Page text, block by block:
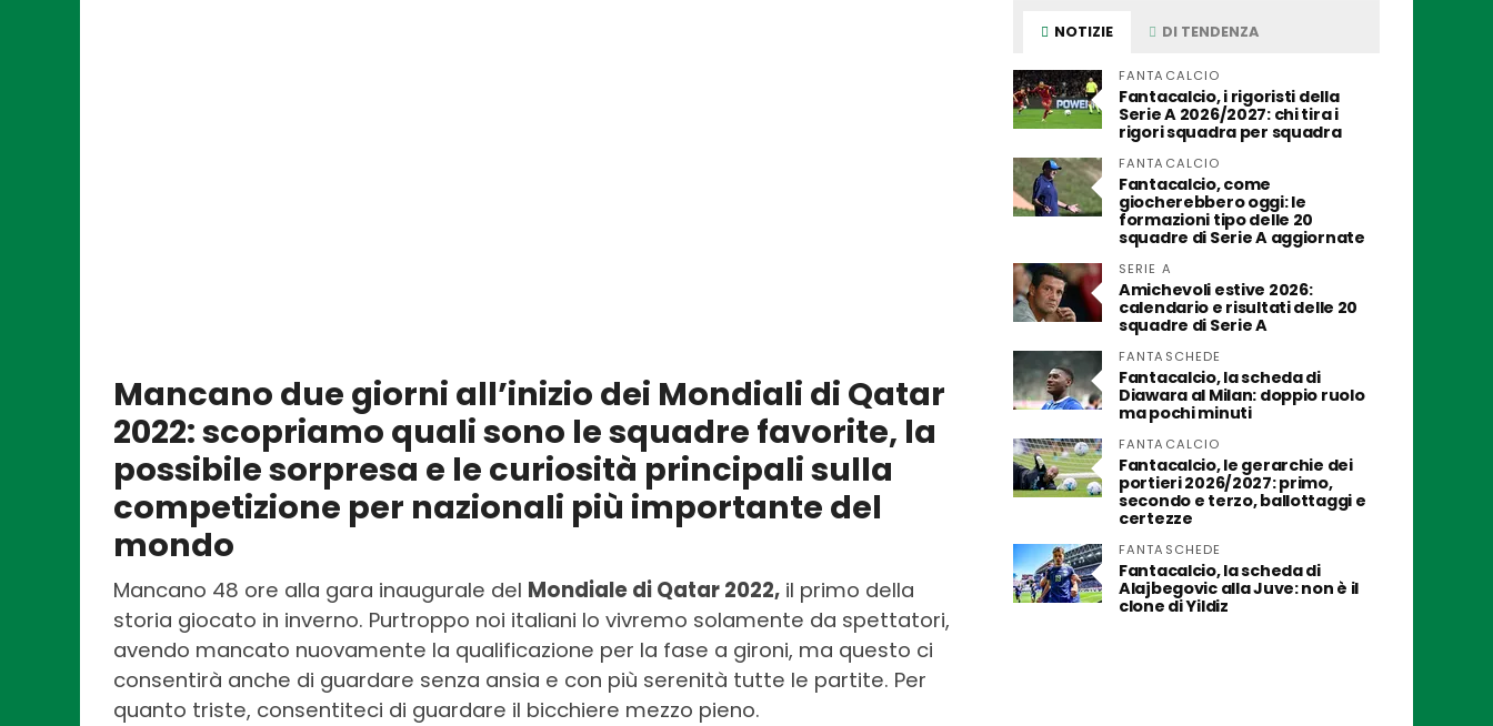
Mancano due giorni all’inizio dei Mondiali di Qatar
2022: scopriamo quali sono le squadre favorite, la
possibile sorpresa e le curiosità principali sulla
competizione per nazionali più importante del
mondo
Mancano 48 ore alla gara inaugurale del Mondiale di Qatar 2022, il primo della
storia giocato in inverno. Purtroppo noi italiani lo vivremo solamente da spettatori,
avendo mancato nuovamente la qualificazione per la fase a gironi, ma questo ci
consentirà anche di guardare senza ansia e con più serenità tutte le partite. Per
quanto triste, consentiteci di guardare il bicchiere mezzo pieno.
NOTIZIE DI TENDENZA
FANTACALCIO
Fantacalcio, i rigoristi della
Serie A 2026/2027: chi tira i
rigori squadra per squadra
FANTACALCIO
Fantacalcio, come
giocherebbero oggi: le
formazioni tipo delle 20
squadre di Serie A aggiornate
SERIE A
Amichevoli estive 2026:
calendario e risultati delle 20
squadre di Serie A
FANTASCHEDE
Fantacalcio, la scheda di
Diawara al Milan: doppio ruolo
ma pochi minuti
FANTACALCIO
Fantacalcio, le gerarchie dei
portieri 2026/2027: primo,
secondo e terzo, ballottaggi e
certezze
FANTASCHEDE
Fantacalcio, la scheda di
Alajbegovic alla Juve: non è il
clone di Yildiz